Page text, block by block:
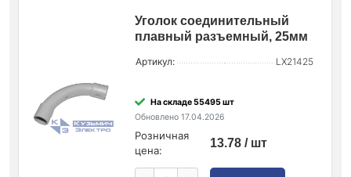
Уголок соединительный
плавный разъемный, 25мм
Артикул: LX21425
На складе 55495 шт
Обновлено 17.04.2026
Розничная
цена:
13.78 / шт